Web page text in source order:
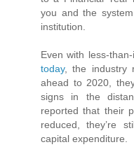
you and the
institution.
Even with less-
today, the industry
ahead to 2020,
signs in the
reported that their
reduced, they’re
capital expenditure.